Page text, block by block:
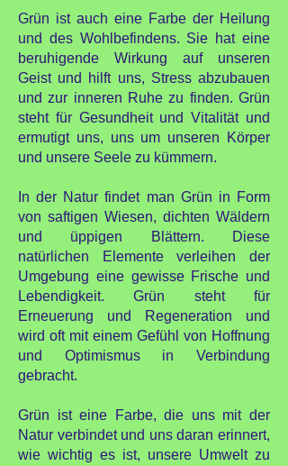
Grün ist auch eine Farbe der Heilung
und des Wohlbefindens. Sie hat eine
beruhigende Wirkung auf unseren
Geist und hilft uns, Stress abzubauen
und zur inneren Ruhe zu finden. Grün
steht für Gesundheit und Vitalität und
ermutigt uns, uns um unseren Körper
und unsere Seele zu kümmern.
In der Natur findet man Grün in Form
von saftigen Wiesen, dichten Wäldern
und üppigen Blättern. Diese
natürlichen Elemente verleihen der
Umgebung eine gewisse Frische und
Lebendigkeit. Grün steht für
Erneuerung und Regeneration und
wird oft mit einem Gefühl von Hoffnung
und Optimismus in Verbindung
gebracht.
Grün ist eine Farbe, die uns mit der
Natur verbindet und uns daran erinnert,
wie wichtig es ist, unsere Umwelt zu